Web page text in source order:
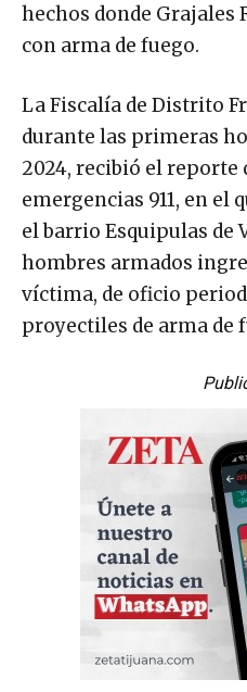
hechos donde Grajales
con arma de fuego.
La Fiscalía de Distrito
durante las primeras
2024, recibió el reporte
emergencias 911, en el
el barrio Esquipulas de
hombres armados
víctima, de oficio
proyectiles de arma de